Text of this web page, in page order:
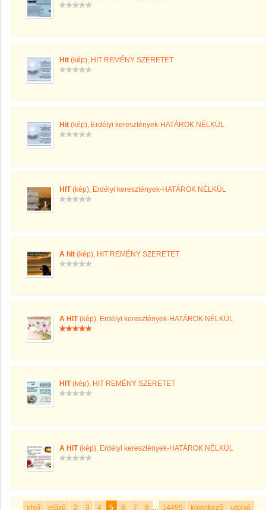
Hit (kép), HIT REMÉNY SZERETET
Hit (kép), Erdélyi keresztények-HATÁROK NÉLKÜL
HIT(kép), Erdélyi keresztények-HATÁROK NÉLKÜL
A hit (kép), HIT REMÉNY SZERETET
A HIT(kép), Erdélyi keresztények-HATÁROK NÉLKÜL
HIT(kép), HIT REMÉNY SZERETET
A HIT(kép), Erdélyi keresztények-HATÁROK NÉLKÜL
első előző 2 3 4 5 6 7 8 ... 14495 következő utolsó